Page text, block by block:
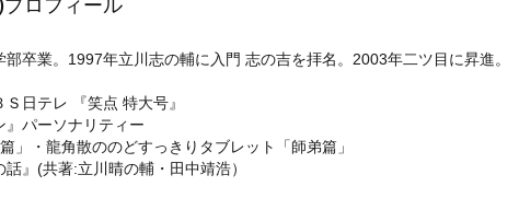
ロフィール
卒業。1997年立川志の輔に入門 志の吉を拝名。2003年二ツ目に昇進。
日テレ 『笑点 特大号』
』パーソナリティー
」・龍角散ののどすっきりタブレット「師弟篇」
』(共著:立川晴の輔・田中靖浩）